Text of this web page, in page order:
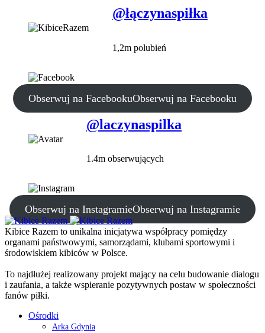
@łączynaspiłka
1,2m polubień
Obserwuj na FacebookuObserwuj na Facebooku
@laczynaspilka
1.4m obserwujących
Obserwuj na InstagramieObserwuj na Instagramie
Kibice Razem to unikalna inicjatywa współpracy pomiędzy
organami państwowymi, samorządami, klubami sportowymi i
środowiskiem kibiców w Polsce.
To najdłużej realizowany projekt mający na celu budowanie dialogu
i zaufania, a także wspieranie pozytywnych postaw w społeczności
fanów piłki.
Ośrodki
Arka Gdynia